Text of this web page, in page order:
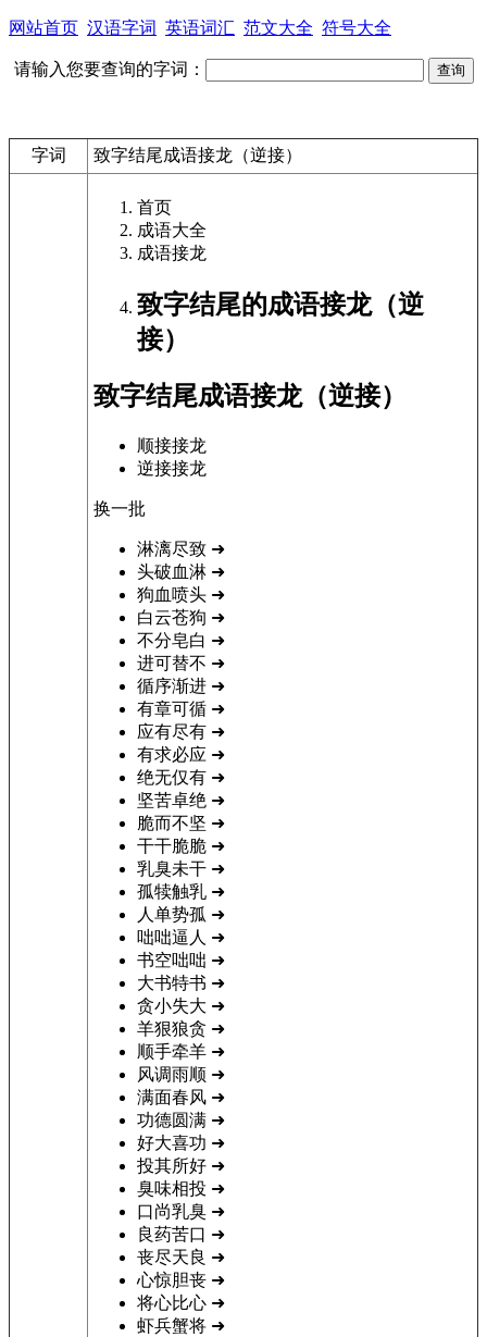
网站首页 汉语字词 英语词汇 范文大全 符号大全
请输入您要查询的字词：
字词 致字结尾成语接龙（逆接）
首页
成语大全
成语接龙
致字结尾的成语接龙（逆
接）
致字结尾成语接龙（逆接）
顺接接龙
逆接接龙
换一批
淋漓尽致 ➜
头破血淋 ➜
狗血喷头 ➜
白云苍狗 ➜
不分皂白 ➜
进可替不 ➜
循序渐进 ➜
有章可循 ➜
应有尽有 ➜
有求必应 ➜
绝无仅有 ➜
坚苦卓绝 ➜
脆而不坚 ➜
干干脆脆 ➜
乳臭未干 ➜
孤犊触乳 ➜
人单势孤 ➜
咄咄逼人 ➜
书空咄咄 ➜
大书特书 ➜
贪小失大 ➜
羊狠狼贪 ➜
顺手牵羊 ➜
风调雨顺 ➜
满面春风 ➜
功德圆满 ➜
好大喜功 ➜
投其所好 ➜
臭味相投 ➜
口尚乳臭 ➜
良药苦口 ➜
丧尽天良 ➜
心惊胆丧 ➜
将心比心 ➜
虾兵蟹将 ➜